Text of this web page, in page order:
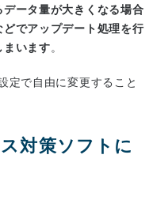
ータ量が大きくなる場合
でアップデート処理を行
まいます。
定で自由に変更すること
対策ソフトに